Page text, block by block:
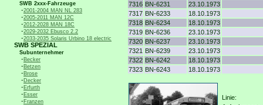
SWB 2xxx-Fahrzeuge
-2001-2004 MAN NL 283
-2005-2011 MAN 12C
-2012-2028 MAN 18C
-2029-2032 Ebusco 2.2
-2033-2035 Solaris Urbino 18 electric
SWB SPEZIAL
Subunternehmer
-Becker
-Betzen
-Brose
-Decker
-Erfurth
-Esser
-Franzen
7316 BN-6231
23.10.1973
7317 BN-6233
18.10.1973
7318 BN-6234
18.10.1973
7319 BN-6236
23.10.1973
7320 BN-6237
23.10.1973
7321 BN-6239
23.10.1973
7322 BN-6242
18.10.1973
7323 BN-6243 18.10.1973
Linie: